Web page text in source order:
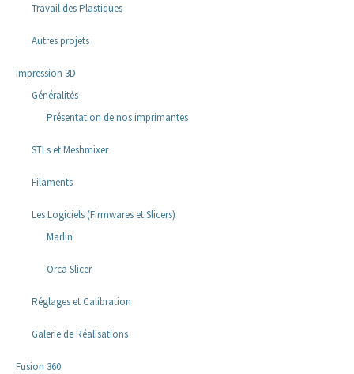
Travail des Plastiques
Autres projets
Impression 3D
Généralités
Présentation de nos imprimantes
STLs et Meshmixer
Filaments
Les Logiciels (Firmwares et Slicers)
Marlin
Orca Slicer
Réglages et Calibration
Galerie de Réalisations
Fusion 360